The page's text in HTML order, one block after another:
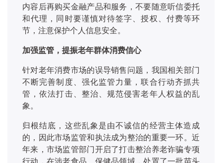
内容后再购买金融产品和服务，不要随意听信委托
和代理，同时要谨慎对待签字、授权、付费等环
节，注意保护个人信息安全。
加强监管，提振老年群体消费信心
针对老年消费市场的误导销售问题，我国相关部门
不断完善制度、强化监管力量，联合行动齐抓共
管，依法打击、整治、规范侵害老年人权益的乱
象。
归根结底，这些乱象是由不诚信的经营主体造成
的，因此市场监管和执法成为整治的重要一环。近
年来，市场监管部门开启了打击整治养老诈骗专项
行动，在涉老食品、保健品领域，处置了一批苗头